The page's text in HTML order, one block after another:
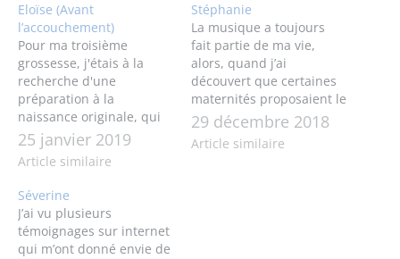
Eloïse (Avant
l’accouchement)
Pour ma troisième
grossesse, j'étais à la
recherche d'une
préparation à la
naissance originale, qui
puisse me permettre
d'envisager un
accouchement sans
péridurale. J'avais
entendu parler de la
méthode vibratoire, qui
consistait à réaliser
25 janvier 2019
Article similaire
Stéphanie
La musique a toujours
fait partie de ma vie,
alors, quand j’ai
découvert que certaines
maternités proposaient le
chant prénatal en
préparation à
l’accouchement, cette
29 décembre 2018
Article similaire
Séverine
J’ai vu plusieurs
témoignages sur internet
qui m’ont donné envie de